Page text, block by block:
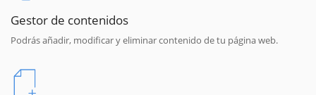
Gestor de contenidos
Podrás añadir, modificar y eliminar contenido de tu página web.